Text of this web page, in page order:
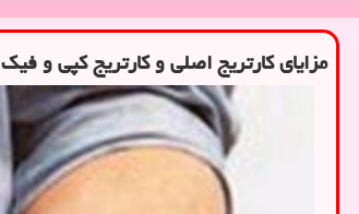
مزایای کارتریج اصلی و کارتریج کپی و فیک